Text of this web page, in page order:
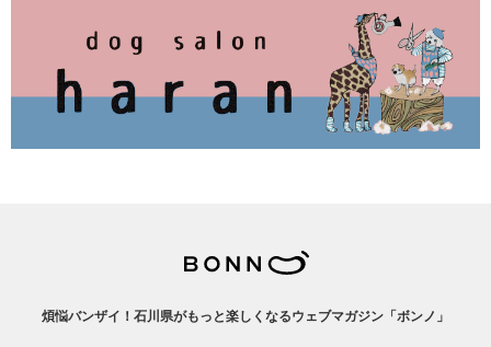
煩悩バンザイ！石川県がもっと楽しくなるウェブマガジン「ボンノ」